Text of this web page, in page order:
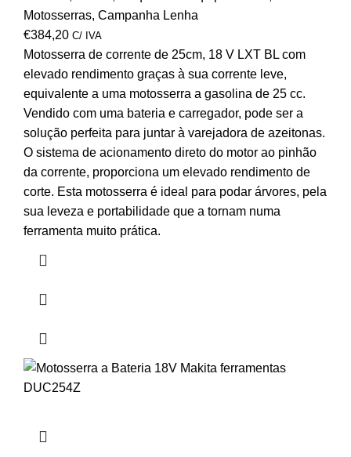
Motosserras, Campanha Lenha
€384,20 C/ IVA
Motosserra de corrente de 25cm, 18 V LXT BL com
elevado rendimento graças à sua corrente leve,
equivalente a uma motosserra a gasolina de 25 cc.
Vendido com uma bateria e carregador, pode ser a
solução perfeita para juntar à varejadora de azeitonas.
O sistema de acionamento direto do motor ao pinhão
da corrente, proporciona um elevado rendimento de
corte. Esta motosserra é ideal para podar árvores, pela
sua leveza e portabilidade que a tornam numa
ferramenta muito prática.